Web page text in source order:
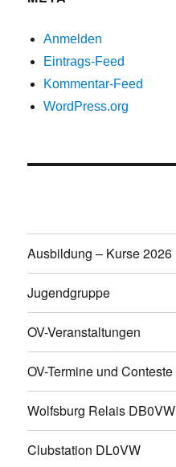
Anmelden
Eintrags-Feed
Kommentar-Feed
WordPress.org
Ausbildung – Kurse 2026
Jugendgruppe
OV-Veranstaltungen
OV-Termine und Conteste
Wolfsburg Relais DB0VW
Clubstation DL0VW